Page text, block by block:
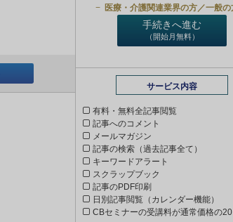
医療・介護関連業界の方／一般の
手続きへ進む
（開始月無料）
サービス内容
有料・無料全記事閲覧
記事へのコメント
メールマガジン
記事の検索（過去記事全て）
キーワードアラート
スクラップブック
記事のPDF印刷
日別記事閲覧（カレンダー機能）
CBセミナーの受講料が通常価格の